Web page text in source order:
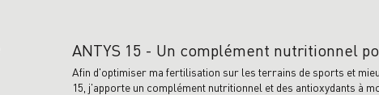
ANTYS 15 - Un complément nutritionnel
Afin d'optimiser ma fertilisation sur les terrains de sports et
15, j'apporte un complément nutritionnel et des antioxydants à